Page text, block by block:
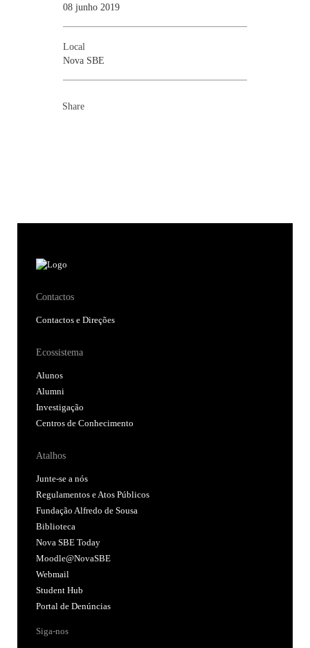
08 junho 2019
Local
Nova SBE
Share
Contactos
Contactos e Direções
Ecossistema
Alunos
Alumni
Investigação
Centros de Conhecimento
Atalhos
Junte-se a nós
Regulamentos e Atos Públicos
Fundação Alfredo de Sousa
Biblioteca
Nova SBE Today
Moodle@NovaSBE
Webmail
Student Hub
Portal de Denúncias
Siga-nos